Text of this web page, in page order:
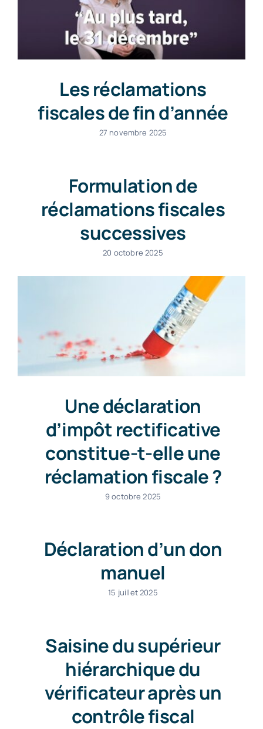
Les réclamations
fiscales de fin d’année
27 novembre 2025
Formulation de
réclamations fiscales
successives
20 octobre 2025
Une déclaration
d’impôt rectificative
constitue-t-elle une
réclamation fiscale ?
9 octobre 2025
Déclaration d’un don
manuel
15 juillet 2025
Saisine du supérieur
hiérarchique du
vérificateur après un
contrôle fiscal